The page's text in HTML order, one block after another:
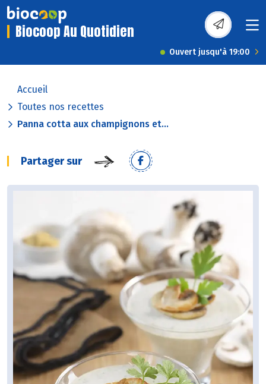
Biocoop Au Quotidien
Ouvert jusqu'à 19:00
Accueil
Toutes nos recettes
Panna cotta aux champignons et...
Partager sur